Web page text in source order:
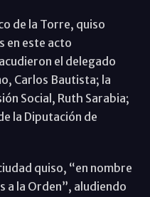
de la Torre, quiso
en este acto
el delegado
Carlos Bautista; la
Social, Ruth Sarabia;
la Diputación de
quiso, “en nombre
a la Orden”, aludiendo